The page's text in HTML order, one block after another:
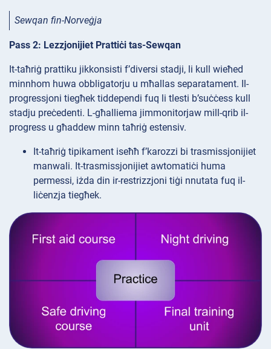
Sewqan fin-Norveġja
Pass 2: Lezzjonijiet Prattiċi tas-Sewqan
It-taħriġ prattiku jikkonsisti f’diversi stadji, li kull wieħed
minnhom huwa obbligatorju u mħallas separatament. Il-
progressjoni tiegħek tiddependi fuq li tlesti b’suċċess kull
stadju preċedenti. L-għalliema jimmonitorjaw mill-qrib il-
progress u għaddew minn taħriġ estensiv.
It-taħriġ tipikament iseħħ f’karozzi bi trasmissjonijiet
manwali. It-trasmissjonijiet awtomatiċi huma
permessi, iżda din ir-restrizzjoni tiġi nnutata fuq il-
liċenzja tiegħek.